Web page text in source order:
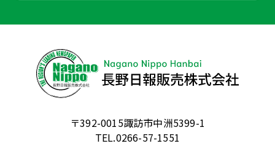
〒392-0015諏訪市中洲5399-1
TEL.0266-57-1551